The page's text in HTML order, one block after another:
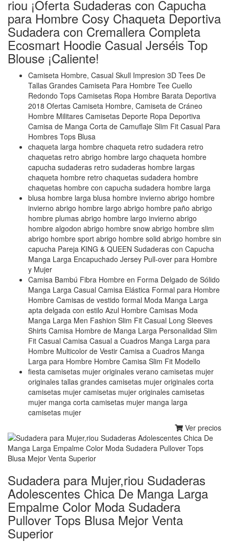
riou ¡Oferta Sudaderas con Capucha
para Hombre Cosy Chaqueta Deportiva
Sudadera con Cremallera Completa
Ecosmart Hoodie Casual Jerséis Top
Blouse ¡Caliente!
Camiseta Hombre, Casual Skull Impresion 3D Tees De
Tallas Grandes Camiseta Para Hombre Tee Cuello
Redondo Tops Camisetas Ropa Hombre Barata Deportiva
2018 Ofertas Camiseta Hombre, Camiseta de Cráneo
Hombre Militares Camisetas Deporte Ropa Deportiva
Camisa de Manga Corta de Camuflaje Slim Fit Casual Para
Hombres Tops Blusa
chaqueta larga hombre chaqueta retro sudadera retro
chaquetas retro abrigo hombre largo chaqueta hombre
capucha sudaderas retro sudaderas hombre largas
chaqueta hombre retro chaquetas sudadera hombre
chaquetas hombre con capucha sudadera hombre larga
blusa hombre larga blusa hombre invierno abrigo hombre
invierno abrigo hombre largo abrigo hombre paño abrigo
hombre plumas abrigo hombre largo invierno abrigo
hombre algodon abrigo hombre snow abrigo hombre slim
abrigo hombre sport abrigo hombre solid abrigo hombre sin
capucha Pareja KING & QUEEN Sudaderas con Capucha
Manga Larga Encapuchado Jersey Pull-over para Hombre
y Mujer
Camisa Bambú Fibra Hombre en Forma Delgado de Sólido
Manga Larga Casual Camisa Elástica Formal para Hombre
Hombre Camisas de vestido formal Moda Manga Larga
apta delgada con estilo Azul Hombre Camisas Moda
Manga Larga Men Fashion Slim Fit Casual Long Sleeves
Shirts Camisa Hombre de Manga Larga Personalidad Slim
Fit Casual Camisa Casual a Cuadros Manga Larga para
Hombre Multicolor de Vestir Camisa a Cuadros Manga
Larga para Hombre Hombre Camisa Slim Fit Modello
fiesta camisetas mujer originales verano camisetas mujer
originales tallas grandes camisetas mujer originales corta
camisetas mujer camisetas mujer originales camisetas
mujer manga corta camisetas mujer manga larga
camisetas mujer
Ver precios
Sudadera para Mujer,riou Sudaderas
Adolescentes Chica De Manga Larga
Empalme Color Moda Sudadera
Pullover Tops Blusa Mejor Venta
Superior